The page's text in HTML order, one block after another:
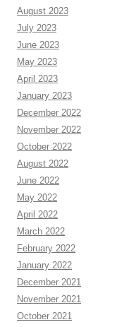
August 2023
July 2023
June 2023
May 2023
April 2023
January 2023
December 2022
November 2022
October 2022
August 2022
June 2022
May 2022
April 2022
March 2022
February 2022
January 2022
December 2021
November 2021
October 2021